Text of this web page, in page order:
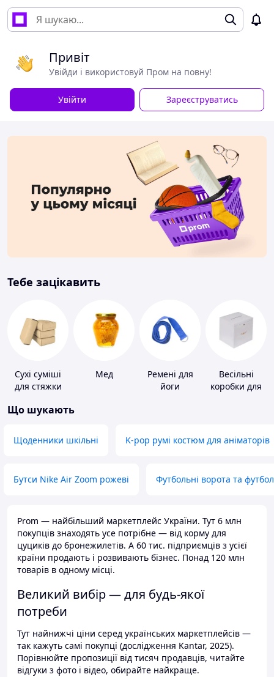
Привіт
Увійди і використовуй Пром на повну!
Увійти Зареєструватись
Тебе зацікавить
Сухі суміші
для стяжки
Мед
Ремені для
йоги
Весільні
коробки для
Що шукають
Щоденники шкільні K-pop румі костюм для аніматорів
Бутси Nike Air Zoom рожеві Футбольні ворота та
Prom — найбільший маркетплейс України. Тут 6 млн
покупців знаходять усе потрібне — від корму для
цуциків до бронежилетів. А 60 тис. підприємців з усієї
країни продають і розвивають бізнес. Понад 120 млн
товарів в одному місці.
Великий вибір — для будь-якої
потреби
Тут найнижчі ціни серед українських маркетплейсів —
так кажуть самі покупці (дослідження Kantar, 2025).
Порівнюйте пропозиції від тисяч продавців, читайте
відгуки з фото і відео, обирайте найкраще.